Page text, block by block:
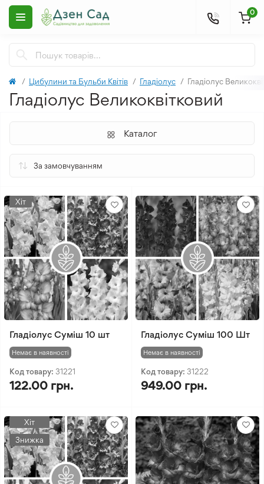
0
Цибулини та Бульби Квітів Гладіолус Гладіолус
Гладіолус Великоквітковий
Каталог
Хіт
Гладіолус Суміш 10 шт
Немає в наявності
Код товару: 31221
122.00 грн.
Гладіолус Суміш 100 Шт
Немає в наявності
Код товару: 31222
949.00 грн.
Хіт
Знижка